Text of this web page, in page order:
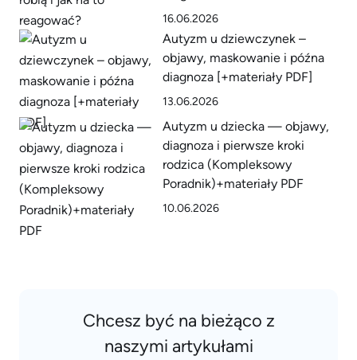
16.06.2026
Autyzm u dziewczynek –
objawy, maskowanie i późna
diagnoza [+materiały PDF]
13.06.2026
Autyzm u dziecka — objawy,
diagnoza i pierwsze kroki
rodzica (Kompleksowy
Poradnik)+materiały PDF
10.06.2026
Chcesz być na bieżąco z
naszymi artykułami